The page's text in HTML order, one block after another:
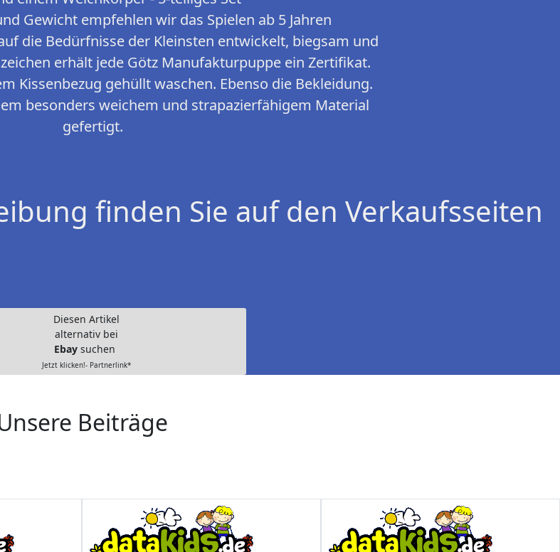
Gewicht empfehlen wir das Spielen ab 5 Jahren
die Bedürfnisse der Kleinsten entwickelt, biegsam und
erhält jede Götz Manufakturpuppe ein Zertifikat.
Kissenbezug gehüllt waschen. Ebenso die Bekleidung.
besonders weichem und strapazierfähigem Material
gefertigt.
finden Sie auf den Verkaufsseiten
Diesen Artikel
alternativ bei
Ebay suchen
Jetzt klicken!- Partnerlink*
Beiträge